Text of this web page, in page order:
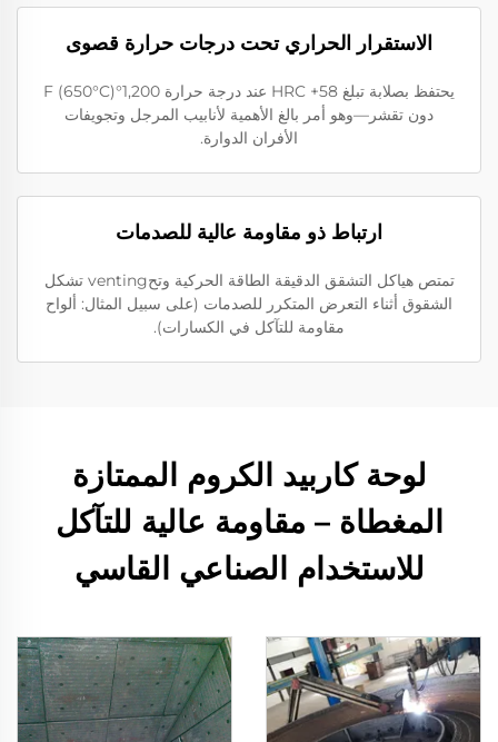
الاستقرار الحراري تحت درجات حرارة قصوى
يحتفظ بصلابة تبلغ 58+ HRC عند درجة حرارة 1,200°F (650°C)
دون تقشر—وهو أمر بالغ الأهمية لأنابيب المرجل وتجويفات
الأفران الدوارة.
ارتباط ذو مقاومة عالية للصدمات
تمتص هياكل التشقق الدقيقة الطاقة الحركية وتحventing تشكل
الشقوق أثناء التعرض المتكرر للصدمات (على سبيل المثال: ألواح
مقاومة للتآكل في الكسارات).
لوحة كاربيد الكروم الممتازة
المغطاة – مقاومة عالية للتآكل
للاستخدام الصناعي القاسي